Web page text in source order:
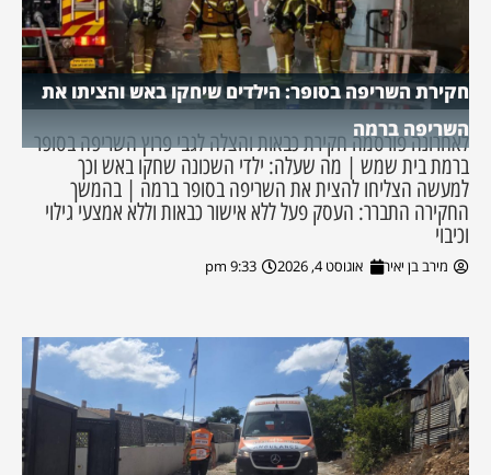
חקירת השריפה בסופר: הילדים שיחקו באש והציתו את
השריפה ברמה
לאחרונה פורסמה חקירת כבאות והצלה לגבי פרוץ השריפה בסופר
ברמת בית שמש | מה שעלה: ילדי השכונה שחקו באש וכך
למעשה הצליחו להצית את השריפה בסופר ברמה | בהמשך
החקירה התברר: העסק פעל ללא אישור כבאות וללא אמצעי גילוי
וכיבוי
מירב בן יאיר אוגוסט 4, 2026 9:33 pm